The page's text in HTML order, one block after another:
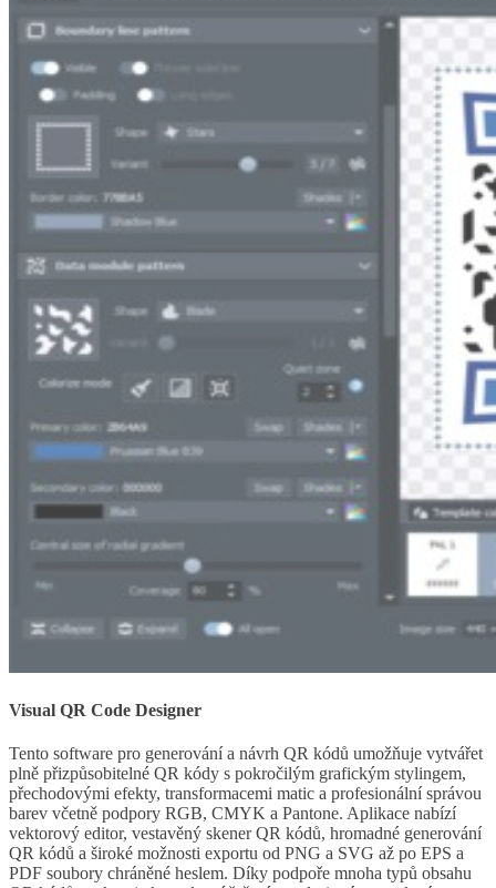
Visual QR Code Designer
Tento software pro generování a návrh QR kódů umožňuje vytvářet
plně přizpůsobitelné QR kódy s pokročilým grafickým stylingem,
přechodovými efekty, transformacemi matic a profesionální správou
barev včetně podpory RGB, CMYK a Pantone. Aplikace nabízí
vektorový editor, vestavěný skener QR kódů, hromadné generování
QR kódů a široké možnosti exportu od PNG a SVG až po EPS a
PDF soubory chráněné heslem. Díky podpoře mnoha typů obsahu